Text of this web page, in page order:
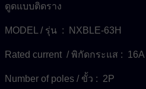
ดูดแบบติดราง
MODEL / รุ่น : NXBLE-63H
Rated current / พิกัดกระแส : 16A
Number of poles / ขั้ว : 2P